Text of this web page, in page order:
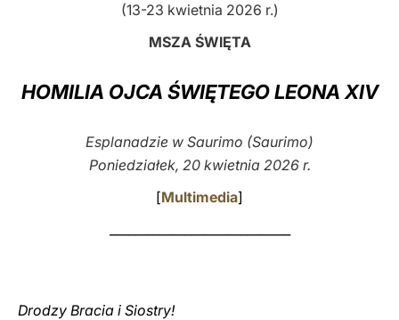
(13-23 kwietnia 2026 r.)
MSZA ŚWIĘTA
HOMILIA OJCA ŚWIĘTEGO LEONA XIV
Esplanadzie w Saurimo (Saurimo)
Poniedziałek, 20 kwietnia 2026 r.
[Multimedia]
Drodzy Bracia i Siostry!